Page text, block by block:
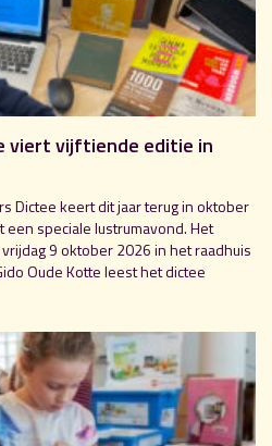
viert vijftiende editie in
Dictee keert dit jaar terug in oktober
speciale lustrumavond. Het
9 oktober 2026 in het raadhuis
Oude Kotte leest het dictee